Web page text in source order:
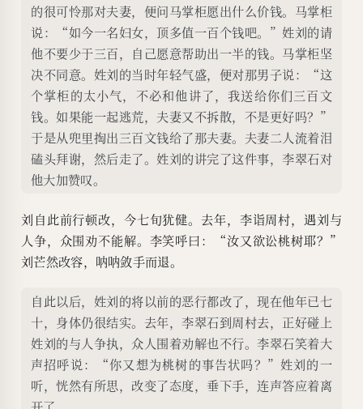
的很可怜那对夫妻，便问马掌柜愿出什么价钱。马掌柜
说：“如今一名妇女，顶多值一百个钱吧。”姓刘的请
他不要少于三百，自己愿意帮助出一半的钱。马掌柜坚
决不同意。姓刘的当时年轻气盛，便对那男子说：“这
个掌柜的太小气，不必和他讲了，我送给你们三百文
钱。如果能一起逃荒，夫妻又不拆散，不是更好吗？”
于是从兜里掏出三百文钱给了那夫妻。夫妻二人流着泪
磕头拜谢，然后走了。姓刘的讲完了这件事，李翠石对
他大加赞叹。
刘自此前行顿改，今七旬犹健。去年，李诣周村，遇刘与
人争，众围劝不能解。李笑呼曰：“汝又欲讼桃树耶？”
刘芒然改容，呐呐敛手而退。
自此以后，姓刘的将以前的恶行都改了，现在他年已七
十，身体仍很结实。去年，李翠石到周村去，正好碰上
姓刘的与人争执，众人围着劝解也不行。李翠石笑着大
声招呼说：“你又想为桃树的事告状吗？”姓刘的一
听，恍然有所思，改变了态度，垂下手，连声答应着离